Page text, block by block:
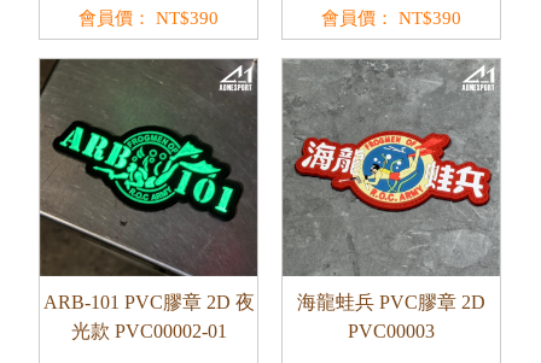
會員價：
NT$390
會員價：
NT$390
ARB-101 PVC膠章 2D 夜
光款 PVC00002-01
海龍蛙兵 PVC膠章 2D
PVC00003